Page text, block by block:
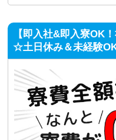
【即入社&即入寮OK
☆土日休み＆未経験